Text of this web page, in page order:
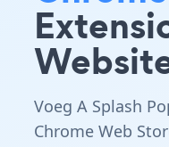
Voeg A Splash
Chrome Web